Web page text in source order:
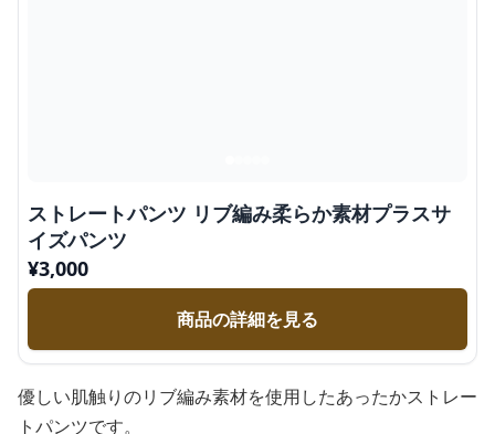
ストレートパンツ リブ編み柔らか素材プラスサ
イズパンツ
¥3,000
商品の詳細を見る
優しい肌触りのリブ編み素材を使用したあったかストレー
トパンツです。